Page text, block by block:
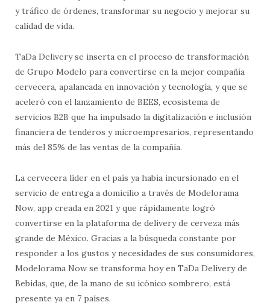
y tráfico de órdenes, transformar su negocio y mejorar su
calidad de vida.
TaDa Delivery se inserta en el proceso de transformación
de Grupo Modelo para convertirse en la mejor compañía
cervecera, apalancada en innovación y tecnología, y que se
aceleró con el lanzamiento de BEES, ecosistema de
servicios B2B que ha impulsado la digitalización e inclusión
financiera de tenderos y microempresarios, representando
más del 85% de las ventas de la compañía.
La cervecera líder en el país ya había incursionado en el
servicio de entrega a domicilio a través de Modelorama
Now, app creada en 2021 y que rápidamente logró
convertirse en la plataforma de delivery de cerveza más
grande de México. Gracias a la búsqueda constante por
responder a los gustos y necesidades de sus consumidores,
Modelorama Now se transforma hoy en TaDa Delivery de
Bebidas, que, de la mano de su icónico sombrero, está
presente ya en 7 países.